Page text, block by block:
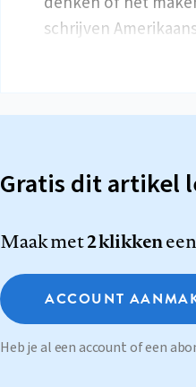
schrijven
Gratis dit artikel
Maak met2 klikken
ACCOUNT
Heb je al een account of een